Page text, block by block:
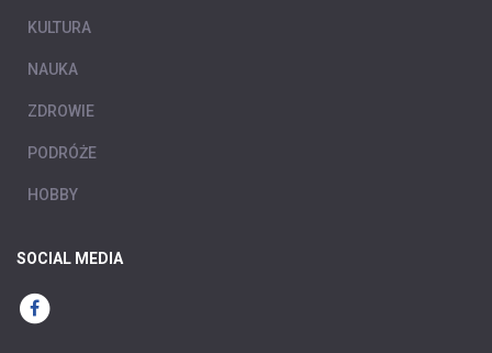
KULTURA
NAUKA
ZDROWIE
PODRÓŻE
HOBBY
SOCIAL MEDIA